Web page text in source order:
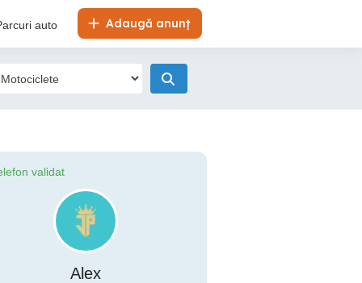
Adaugă anunț
auto
validat
Alex